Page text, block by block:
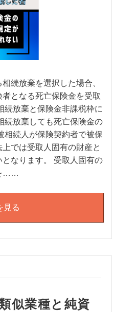
続放棄を選択した場合、
となる死亡保険金を受取
続放棄と保険金非課税枠に
続放棄しても死亡保険金の
相続人が保険契約者で被保
では受取人固有の財産と
なります。 受取人固有の
……
見る
似業種と純資